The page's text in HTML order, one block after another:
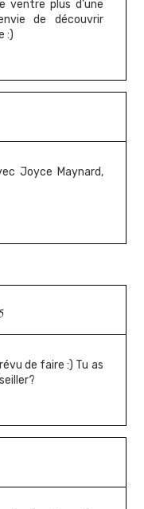
ventre plus d'une
de découvrir
:)
Joyce Maynard,
de faire :) Tu as